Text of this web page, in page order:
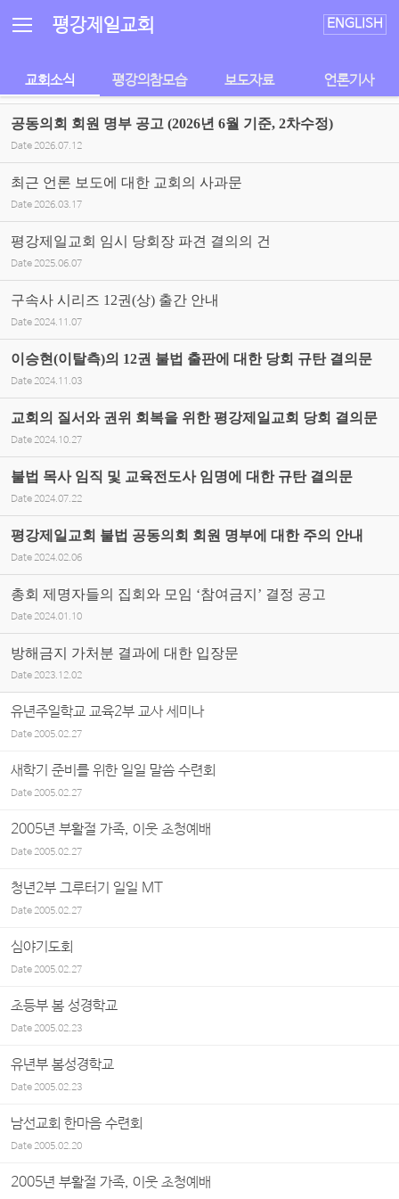
평강제일교회 ENGLISH
교회소식 평강의참모습 보도자료 언론기사
공동의회 회원 명부 공고 (2026년 6월 기준, 2차수정)
Date 2026.07.12
최근 언론 보도에 대한 교회의 사과문
Date 2026.03.17
평강제일교회 임시 당회장 파견 결의의 건
Date 2025.06.07
구속사 시리즈 12권(상) 출간 안내
Date 2024.11.07
이승현(이탈측)의 12권 불법 출판에 대한 당회 규탄 결의문
Date 2024.11.03
교회의 질서와 권위 회복을 위한 평강제일교회 당회 결의문
Date 2024.10.27
불법 목사 임직 및 교육전도사 임명에 대한 규탄 결의문
Date 2024.07.22
평강제일교회 불법 공동의회 회원 명부에 대한 주의 안내
Date 2024.02.06
총회 제명자들의 집회와 모임 ‘참여금지’ 결정 공고
Date 2024.01.10
방해금지 가처분 결과에 대한 입장문
Date 2023.12.02
유년주일학교 교육2부 교사 세미나
Date2005.02.27
새학기 준비를 위한 일일 말씀 수련회
Date2005.02.27
2005년 부활절 가족, 이웃 초청예배
Date2005.02.27
청년2부 그루터기 일일 MT
Date2005.02.27
심야기도회
Date2005.02.27
초등부 봄 성경학교
Date2005.02.23
유년부 봄성경학교
Date2005.02.23
남선교회 한마음 수련회
Date2005.02.20
2005년 부활절 가족, 이웃 초청예배